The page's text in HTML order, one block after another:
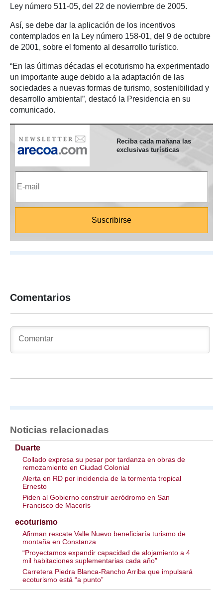
Ley número 511-05, del 22 de noviembre de 2005.
Así, se debe dar la aplicación de los incentivos
contemplados en la Ley número 158-01, del 9 de octubre
de 2001, sobre el fomento al desarrollo turístico.
“En las últimas décadas el ecoturismo ha experimentado
un importante auge debido a la adaptación de las
sociedades a nuevas formas de turismo, sostenibilidad y
desarrollo ambiental”, destacó la Presidencia en su
comunicado.
Reciba cada mañana las
exclusivas turísticas
Comentarios
Noticias relacionadas
Duarte
Collado expresa su pesar por tardanza en obras de
remozamiento en Ciudad Colonial
Alerta en RD por incidencia de la tormenta tropical
Ernesto
Piden al Gobierno construir aeródromo en San
Francisco de Macorís
ecoturismo
Afirman rescate Valle Nuevo beneficiaría turismo de
montaña en Constanza
“Proyectamos expandir capacidad de alojamiento a 4
mil habitaciones suplementarias cada año”
Carretera Piedra Blanca-Rancho Arriba que impulsará
ecoturismo está “a punto”